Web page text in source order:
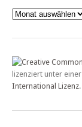
Archiv
lizenziert unter einer
International Lizenz.